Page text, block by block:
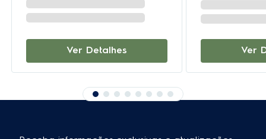
Ver Detalhes Ver